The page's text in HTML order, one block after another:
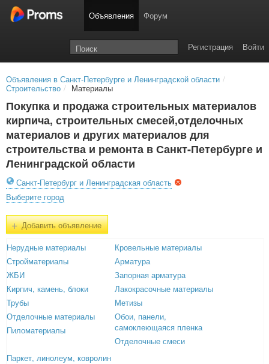
Объявления Форум
Войти
Регистрация
Объявления в Санкт-Петербурге и Ленинградской области /
Строительство / Материалы
Покупка и продажа строительных материалов
кирпича, строительных смесей,отделочных
материалов и других материалов для
строительства и ремонта в Санкт-Петербурге и
Ленинградской области
Санкт-Петербург и Ленинградская область
Выберите город
+Добавить объявление
Нерудные материалы
Стройматериалы
ЖБИ
Кирпич, камень, блоки
Трубы
Отделочные материалы
Пиломатериалы
Кровельные материалы
Арматура
Запорная арматура
Лакокрасочные материалы
Метизы
Обои, панели,
самоклеющаяся пленка
Отделочные смеси
Паркет, линолеум, ковролин